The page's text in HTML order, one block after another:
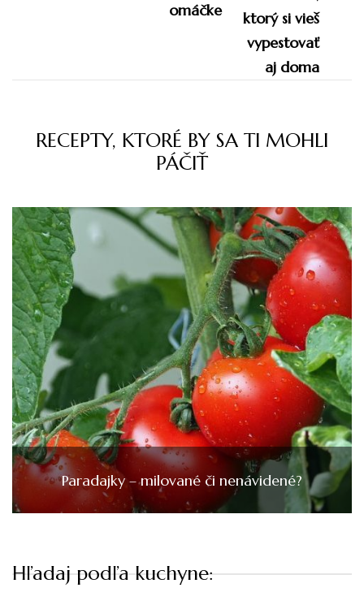
omáčke
RECEPTY, KTORÉ BY SA TI MOHLI
PÁČIŤ
Paradajky – milované či nenávidené?
Hľadaj podľa kuchyne: